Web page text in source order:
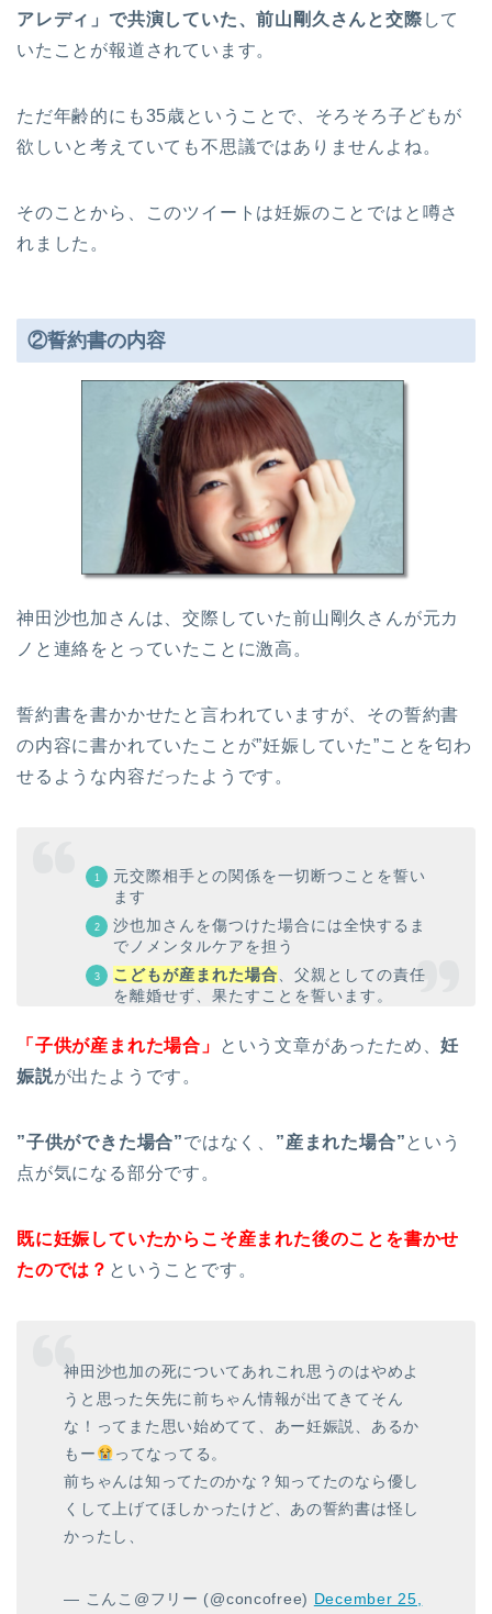
アレディ」で共演していた、前山剛久さんと交際 して
いたことが報道されています。
ただ年齢的にも35歳ということで、そろそろ子どもが
欲しいと考えていても不思議ではありませんよね。
そのことから、このツイートは妊娠のことではと噂さ
れました。
②誓約書の内容
神田沙也加さんは、交際していた前山剛久さんが元カ
ノと連絡をとっていたことに激高。
誓約書を書かかせたと言われていますが、その誓約書
の内容に書かれていたことが”妊娠していた”ことを匂わ
せるような内容だったようです。
元交際相手との関係を一切断つことを誓い
ます
沙也加さんを傷つけた場合には全快するま
でノメンタルケアを担う
こどもが産まれた場合 、父親としての責任
を離婚せず、果たすことを誓います。
「子供が産まれた場合」 という文章があったため、妊
娠説が出たようです。
”子供ができた場合”ではなく、 ”産まれた場合”という
点が気になる部分です。
既に妊娠していたからこそ産まれた後のことを書かせ
たのでは？ ということです。
神田沙也加の死についてあれこれ思うのはやめよ
うと思った矢先に前ちゃん情報が出てきてそん
な！ってまた思い始めてて、あー妊娠説、あるか
もー
ってなってる。
前ちゃんは知ってたのかな？知ってたのなら優し
くして上げてほしかったけど、あの誓約書は怪し
かったし、
— こんこ@フリー (@concofree) December 25,